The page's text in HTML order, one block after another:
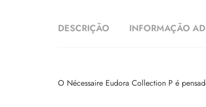
DESCRIÇÃO INFORMAÇÃO
O Nécessaire Eudora Collection P é